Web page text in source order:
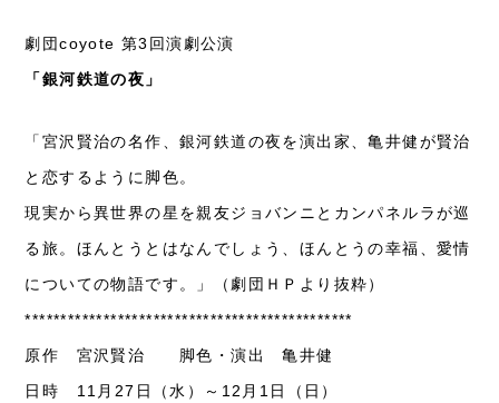
劇団coyote 第3回演劇公演
「銀河鉄道の夜」
「宮沢賢治の名作、銀河鉄道の夜を演出家、亀井健が賢治
と恋するように脚色。
現実から異世界の星を親友ジョバンニとカンパネルラが巡
る旅。ほんとうとはなんでしょう、ほんとうの幸福、愛情
についての物語です。」（劇団ＨＰより抜粋）
**********************************************
原作 宮沢賢治 脚色・演出 亀井健
日時 11月27日（水）～12月1日（日）